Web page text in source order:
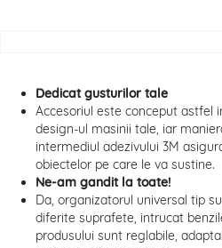
Dedicat gusturilor tale
Accesoriul este conceput astfel
design-ul masinii tale, iar
intermediul adezivului 3M
obiectelor pe care le va sustine.
Ne-am gandit la toate!
Da, organizatorul universal tip
diferite suprafete, intrucat
produsului sunt reglabile,